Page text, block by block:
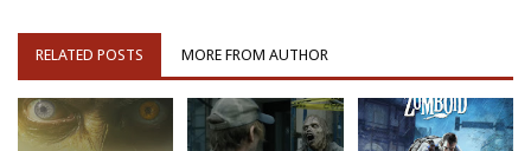
RELATED POSTS MORE FROM AUTHOR